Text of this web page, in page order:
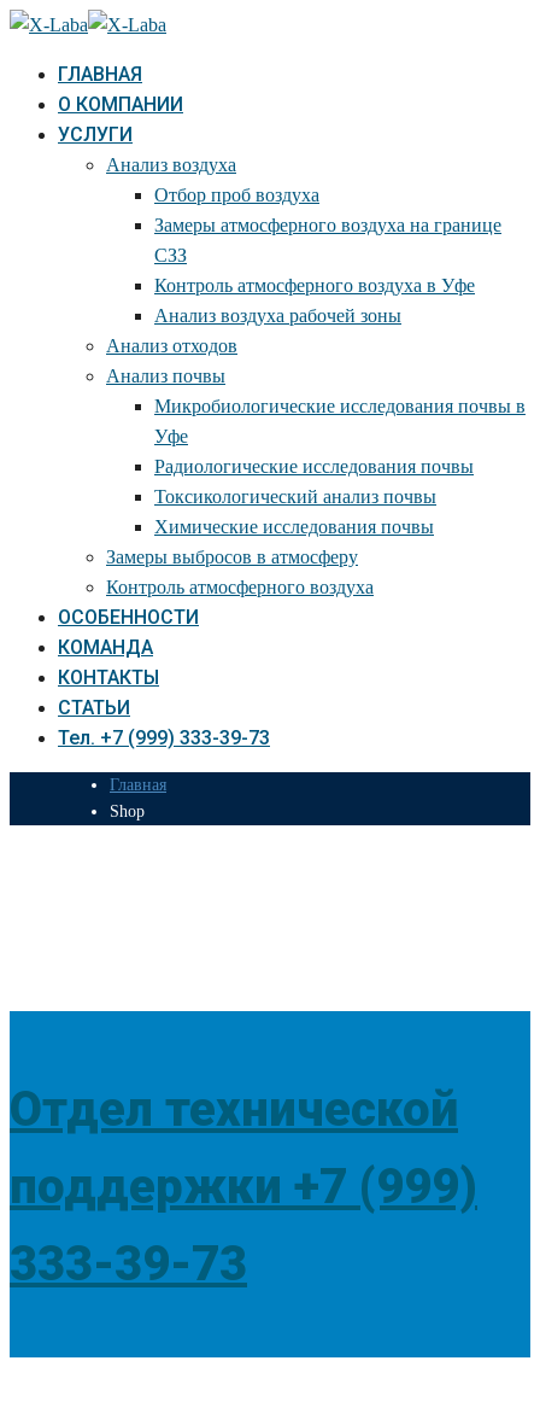
ГЛАВНАЯ
О КОМПАНИИ
УСЛУГИ
Анализ воздуха
Отбор проб воздуха
Замеры атмосферного воздуха на границе
СЗЗ
Контроль атмосферного воздуха в Уфе
Анализ воздуха рабочей зоны
Анализ отходов
Анализ почвы
Микробиологические исследования почвы в
Уфе
Радиологические исследования почвы
Токсикологический анализ почвы
Химические исследования почвы
Замеры выбросов в атмосферу
Контроль атмосферного воздуха
ОСОБЕННОСТИ
КОМАНДА
КОНТАКТЫ
СТАТЬИ
Тел. +7 (999) 333-39-73
Главная
Shop
Отдел технической
поддержки +7 (999)
333-39-73